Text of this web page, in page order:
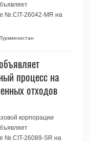
№.CIT-26042-MR на
процесс на
отходов
корпорации
№.CIT-26089-SR на